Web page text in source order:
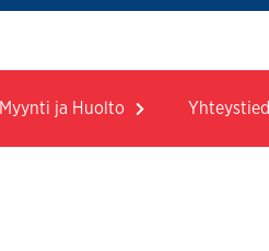
Myynti ja Huolto